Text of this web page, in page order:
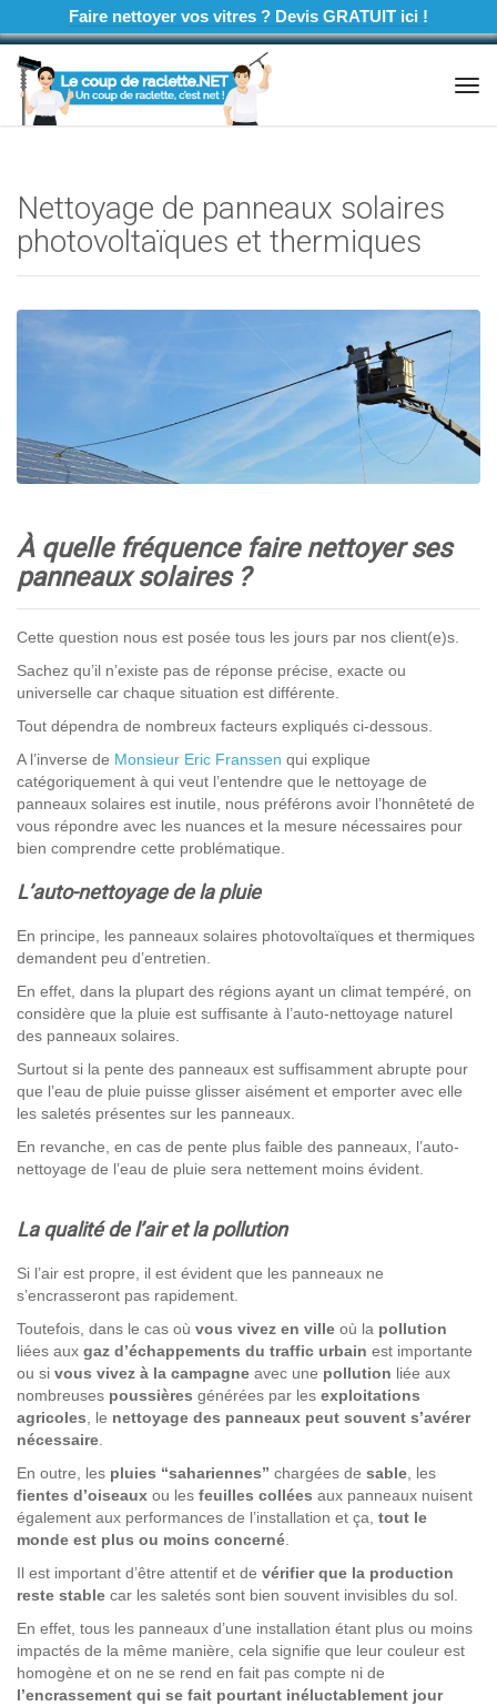
Faire nettoyer vos vitres ? Devis GRATUIT ici !
Nettoyage de panneaux solaires
photovoltaïques et thermiques
À quelle fréquence faire nettoyer ses
panneaux solaires ?
Cette question nous est posée tous les jours par nos client(e)s.
Sachez qu’il n’existe pas de réponse précise, exacte ou
universelle car chaque situation est différente.
Tout dépendra de nombreux facteurs expliqués ci-dessous.
A l’inverse de Monsieur Eric Franssen qui explique
catégoriquement à qui veut l’entendre que le nettoyage de
panneaux solaires est inutile, nous préférons avoir l’honnêteté de
vous répondre avec les nuances et la mesure nécessaires pour
bien comprendre cette problématique.
L’auto-nettoyage de la pluie
En principe, les panneaux solaires photovoltaïques et thermiques
demandent peu d’entretien.
En effet, dans la plupart des régions ayant un climat tempéré, on
considère que la pluie est suffisante à l’auto-nettoyage naturel
des panneaux solaires.
Surtout si la pente des panneaux est suffisamment abrupte pour
que l’eau de pluie puisse glisser aisément et emporter avec elle
les saletés présentes sur les panneaux.
En revanche, en cas de pente plus faible des panneaux, l’auto-
nettoyage de l’eau de pluie sera nettement moins évident.
La qualité de l’air et la pollution
Si l’air est propre, il est évident que les panneaux ne
s’encrasseront pas rapidement.
Toutefois, dans le cas où vous vivez en ville où la pollution
liées aux gaz d’échappements du traffic urbain est importante
ou si vous vivez à la campagne avec une pollution liée aux
nombreuses poussières générées par les exploitations
agricoles, le nettoyage des panneaux peut souvent s’avérer
nécessaire.
En outre, les pluies “sahariennes” chargées de sable, les
fientes d’oiseaux ou les feuilles collées aux panneaux nuisent
également aux performances de l’installation et ça, tout le
monde est plus ou moins concerné.
Il est important d’être attentif et de vérifier que la production
reste stable car les saletés sont bien souvent invisibles du sol.
En effet, tous les panneaux d’une installation étant plus ou moins
impactés de la même manière, cela signifie que leur couleur est
homogène et on ne se rend en fait pas compte ni de
l’encrassement qui se fait pourtant inéluctablement jour